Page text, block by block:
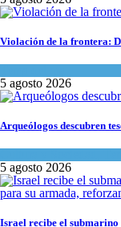
Violación de la frontera:
5 agosto 2026
Arqueólogos descubren
5 agosto 2026
Israel recibe el